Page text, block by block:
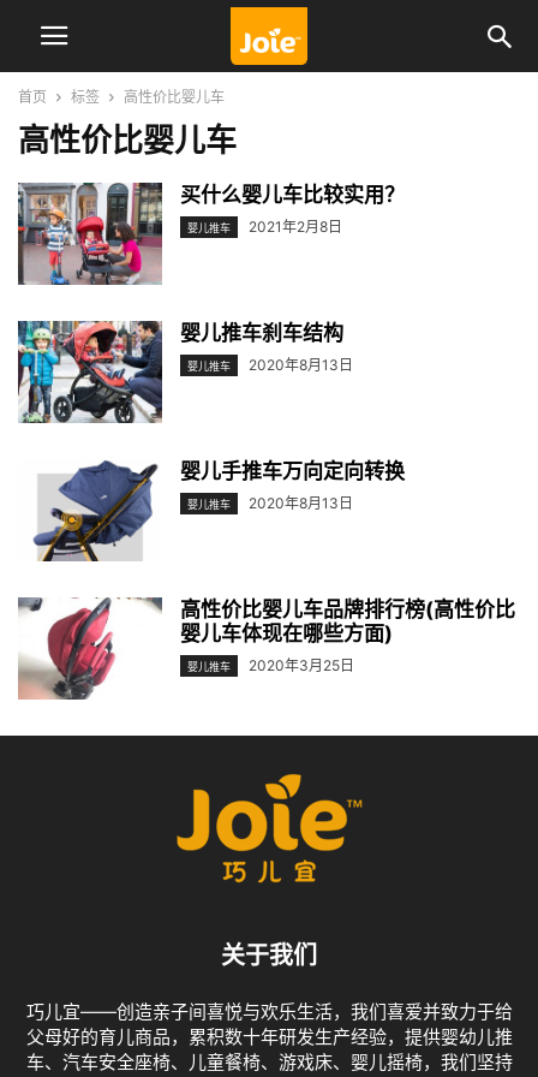
首页 标签 高性价比婴儿车
高性价比婴儿车
买什么婴儿车比较实用？
婴儿推车 2021年2月8日
婴儿推车刹车结构
婴儿推车 2020年8月13日
婴儿手推车万向定向转换
婴儿推车 2020年8月13日
高性价比婴儿车品牌排行榜(高性价比
婴儿车体现在哪些方面)
婴儿推车 2020年3月25日
关于我们
巧儿宜——创造亲子间喜悦与欢乐生活，我们喜爱并致力于给
父母好的育儿商品，累积数十年研发生产经验，提供婴幼儿推
车、汽车安全座椅、儿童餐椅、游戏床、婴儿摇椅，我们坚持